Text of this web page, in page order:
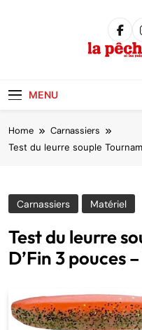
MENU
Home Carnassiers
Test du leurre souple
Carnassiers Matériel
Test du leurre
D’Fin 3 pouces